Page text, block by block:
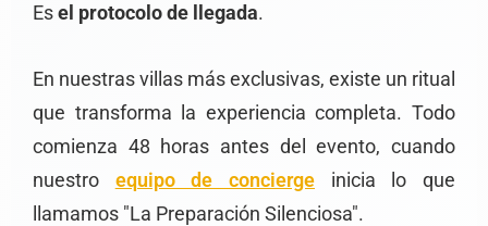
Es el protocolo de llegada.
En nuestras villas más exclusivas, existe un ritual
que transforma la experiencia completa. Todo
comienza 48 horas antes del evento, cuando
nuestro equipo de concierge inicia lo que
llamamos "La Preparación Silenciosa".